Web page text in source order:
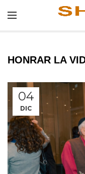
HONRAR LA
04
DIC